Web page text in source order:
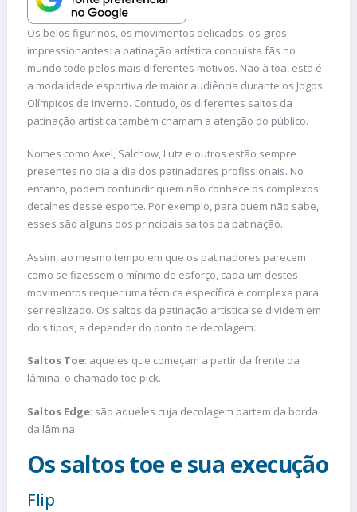
Os belos figurinos, os movimentos delicados, os giros
impressionantes: a patinação artística conquista fãs no
mundo todo pelos mais diferentes motivos. Não à toa, esta é
a modalidade esportiva de maior audiência durante os Jogos
Olímpicos de Inverno. Contudo, os diferentes saltos da
patinação artística também chamam a atenção do público.
Nomes como Axel, Salchow, Lutz e outros estão sempre
presentes no dia a dia dos patinadores profissionais. No
entanto, podem confundir quem não conhece os complexos
detalhes desse esporte. Por exemplo, para quem não sabe,
esses são alguns dos principais saltos da patinação.
Assim, ao mesmo tempo em que os patinadores parecem
como se fizessem o mínimo de esforço, cada um destes
movimentos requer uma técnica específica e complexa para
ser realizado. Os saltos da patinação artística se dividem em
dois tipos, a depender do ponto de decolagem:
Saltos Toe: aqueles que começam a partir da frente da
lâmina, o chamado toe pick.
Saltos Edge: são aqueles cuja decolagem partem da borda
da lâmina.
Os saltos toe e sua execução
Flip